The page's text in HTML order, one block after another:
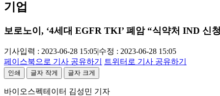
기업
보로노이, ‘4세대 EGFR TKI’ 폐암 “식약처 IND 신
기사입력 : 2023-06-28 15:05|수정 : 2023-06-28 15:05
페이스북으로 기사 공유하기
트위터로 기사 공유하기
인쇄 글자 작게 글자 크게
바이오스펙테이터 김성민 기자